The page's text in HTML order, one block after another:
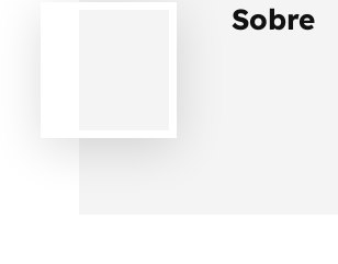
Sobre